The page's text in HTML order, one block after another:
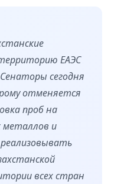
ЕАЭС
сегодня
отменяется
проб на
металлов и
всех стран